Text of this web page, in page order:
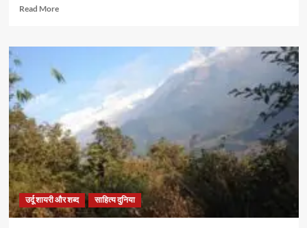
Read MoreRead
उर्दू
और
शब्द:
जज़्बातों,
अल्फ़ाज़ों
ग़लत
क्यूँ?
उर्दू शायरी और शब्द साहित्य दुनिया